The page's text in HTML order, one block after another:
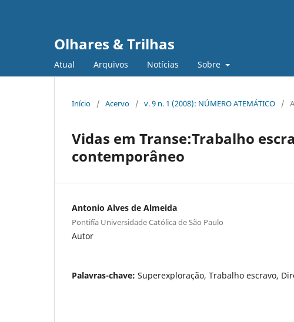
Olhares & Trilhas
Atual Arquivos Notícias Sobre
Início / Acervo / v. 9 n. 1 (2008): NÚMERO ATEMÁTICO /
Vidas em Transe:Trabalho
contemporâneo
Antonio Alves de Almeida
Pontifía Universidade Católica de São Paulo
Autor
Palavras-chave: Superexploração, Trabalho escravo,